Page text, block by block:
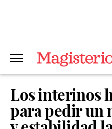
Los interinos
para pedir un